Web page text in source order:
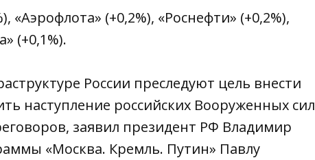
(+0,2%), «Роснефти» (+0,2%),
(+0,1%).
России преследуют цель внести
наступление российских Вооруженных сил
заявил президент РФ Владимир
«Москва. Кремль. Путин» Павлу